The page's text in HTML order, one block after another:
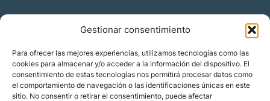
Gestionar consentimiento
Para ofrecer las mejores experiencias, utilizamos tecnologías como las
cookies para almacenar y/o acceder a la información del dispositivo. El
consentimiento de estas tecnologías nos permitirá procesar datos como
el comportamiento de navegación o las identificaciones únicas en este
sitio. No consentir o retirar el consentimiento, puede afectar
Residencia y ciudadanía
Migración corporativa
Nómadas digitales
Colabora con nosotros